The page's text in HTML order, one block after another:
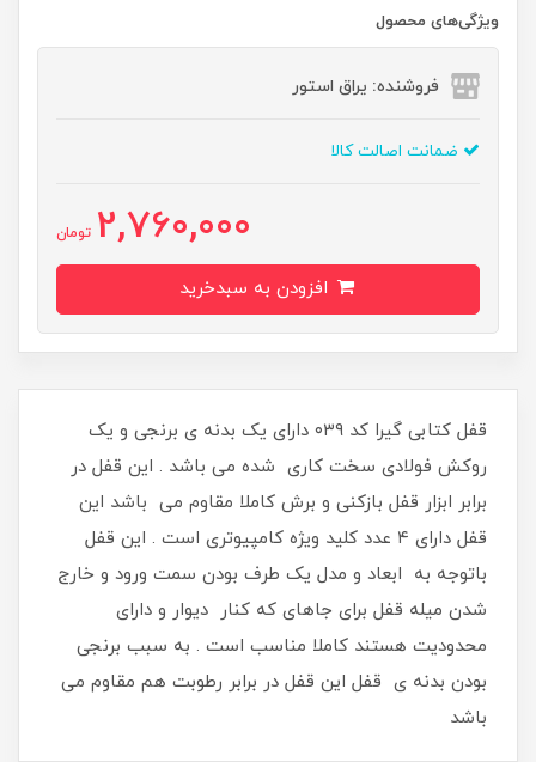
ویژگی‌های محصول
فروشنده: یراق استور
ضمانت اصالت کالا
2,760,000 تومان
قفل کتابی گیرا کد ۰۳۹ دارای یک بدنه ی برنجی و یک
روکش فولادی سخت کاری شده می باشد . این قفل در
برابر ابزار قفل بازکنی و برش کاملا مقاوم می باشد این
قفل دارای ۴ عدد کلید ویژه کامپیوتری است . این قفل
باتوجه به ابعاد و مدل یک طرف بودن سمت ورود و خارج
شدن میله قفل برای جاهای که کنار دیوار و دارای
محدودیت هستند کاملا مناسب است . به سبب برنجی
بودن بدنه ی قفل این قفل در برابر رطوبت هم مقاوم می
باشد